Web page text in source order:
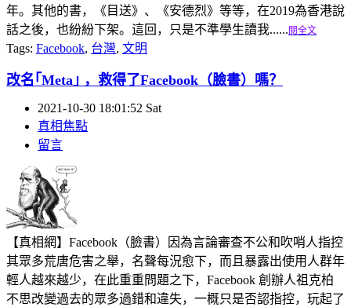
年。其他的書，《目送》、《安德烈》等等，在2019為香港說
話之後，也紛紛下架。這回，只是不準學生讀我...... 閱全文
Tags: Facebook, 台灣, 文明
改名｢Meta｣ ，救得了Facebook（臉書）嗎？
2021-10-30 18:01:52 Sat
真相焦點
留言
【真相網】Facebook（臉書）因為言論審查不公和吹哨人指控
其眾多荒唐危害之舉，名聲每況愈下，而且暴露出使用人群年
輕人越來越少，在此重重問題之下，Facebook 創辦人祖克柏
不思改變過去的眾多過錯和違失，一概只是否認指控，玩起了